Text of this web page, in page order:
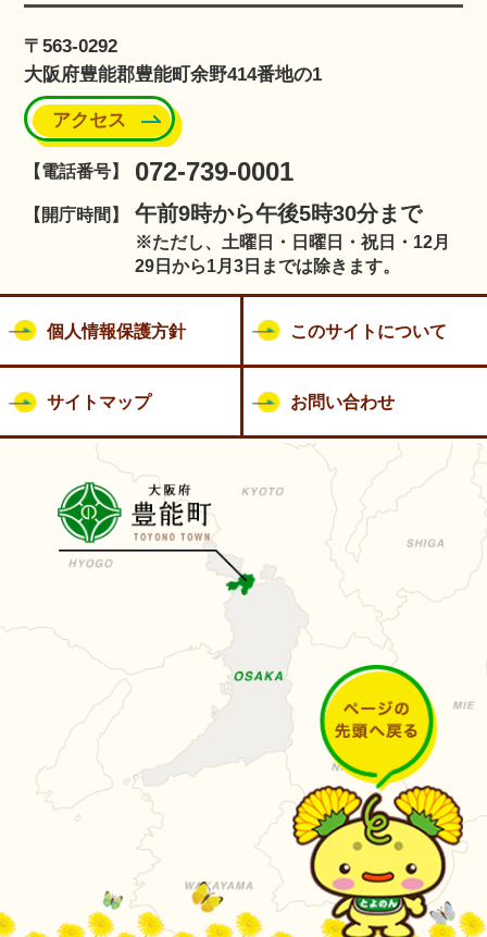
〒563-0292
大阪府豊能郡豊能町余野414番地の1
アクセス
【電話番号】 072-739-0001
【開庁時間】 午前9時から午後5時30分まで
※ただし、土曜日・日曜日・祝日・12月
29日から1月3日までは除きます。
個人情報保護方針 このサイトについて
サイトマップ お問い合わせ